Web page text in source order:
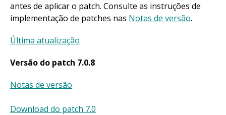
antes de aplicar o patch. Consulte as instruções de
implementação de patches nas Notas de versão.
Última atualização
Versão do patch 7.0.8
Notas de versão
Download do patch 7.0